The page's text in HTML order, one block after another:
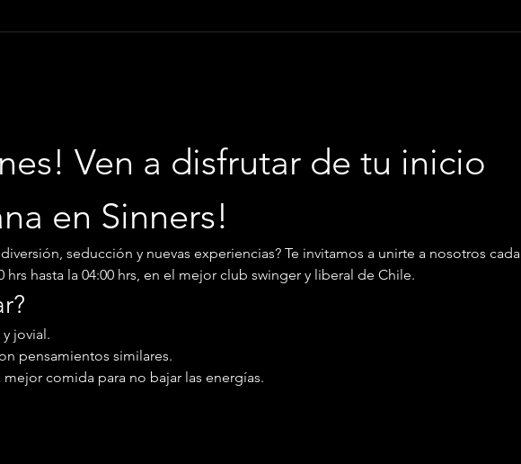
Ven a disfrutar de tu inicio
en Sinners!
seducción y nuevas experiencias? Te invitamos a unirte a nosotros cada
hasta la 04:00 hrs, en el mejor club swinger y liberal de Chile.
jovial.
pensamientos similares.
comida para no bajar las energías.